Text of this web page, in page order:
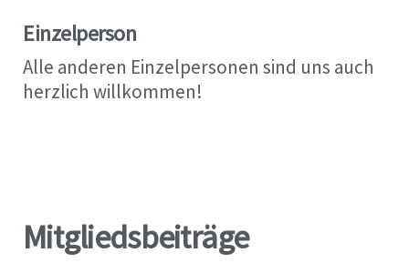
Einzelperson
Alle anderen Einzelpersonen sind uns auch
herzlich willkommen!
Mitgliedsbeiträge